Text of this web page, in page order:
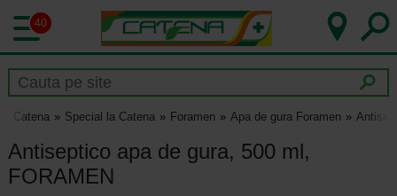
40
Catena Special la Catena Foramen Apa de gura Foramen
Antiseptico apa de gura, 500 ml,
FORAMEN